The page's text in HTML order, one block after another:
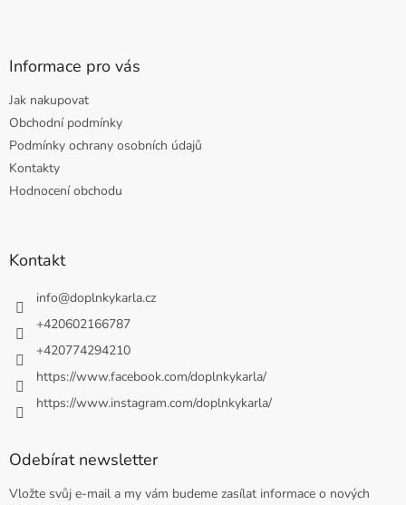
Informace pro vás
Jak nakupovat
Obchodní podmínky
Podmínky ochrany osobních údajů
Kontakty
Hodnocení obchodu
Kontakt
info@doplnkykarla.cz
+420602166787
+420774294210
https://www.facebook.com/doplnkykarla/
https://www.instagram.com/doplnkykarla/
Odebírat newsletter
Vložte svůj e-mail a my vám budeme zasílat informace o nových